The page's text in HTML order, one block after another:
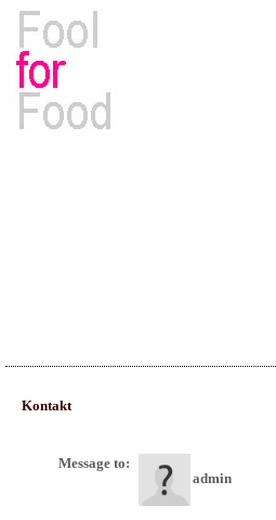
Kontakt
Message to:
admin